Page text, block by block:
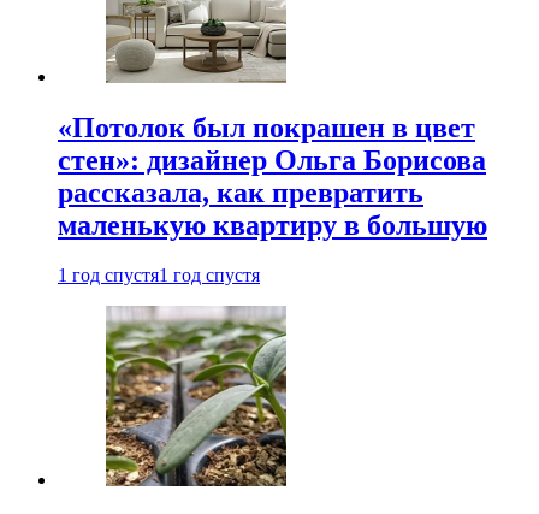
«Потолок был покрашен в цвет
стен»: дизайнер Ольга Борисова
рассказала, как превратить
маленькую квартиру в большую
1 год спустя1 год спустя